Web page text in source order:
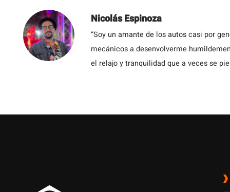
Nicolás Espinoza
“Soy un amante de los autos casi por
mecánicos a desenvolverme
el relajo y tranquilidad que a veces se